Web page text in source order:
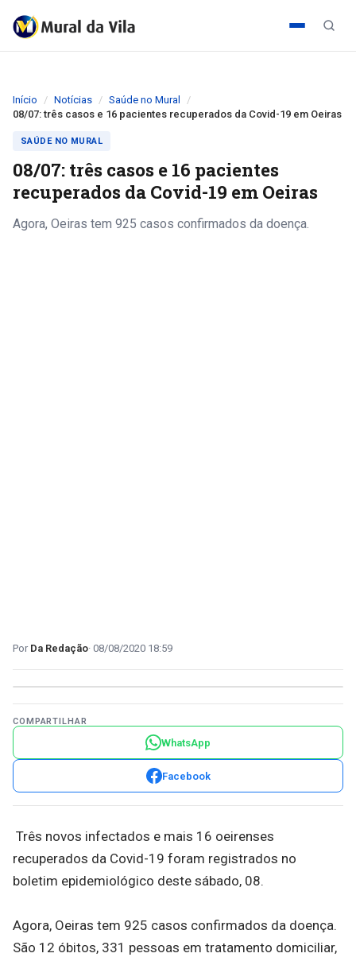
Início Notícias
Saúde no Mural
08/07: três casos e 16 pacientes recuperados da Covid-19 em Oeiras
SAÚDE NO MURAL
08/07: três casos e 16 pacientes
recuperados da Covid-19 em Oeiras
Agora, Oeiras tem 925 casos confirmados da doença.
Da Redação 08/08/2020 18:59
COMPARTILHAR
WhatsApp
Facebook
Três novos infectados e mais 16 oeirenses
recuperados da Covid-19 foram registrados no
boletim epidemiológico deste sábado, 08.
Agora, Oeiras tem 925 casos confirmados da doença.
São 12 óbitos, 331 pessoas em tratamento domiciliar,